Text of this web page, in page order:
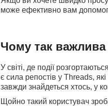
може ефективно вам
Чому так важлива
У світі, де події
є сила репостів у Threads,
завжди знайдеться хтось, у
Щойно такий користувач